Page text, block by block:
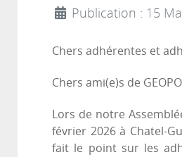
Publication : 15
Chers adhérentes et
Chers ami(e)s de
Lors de notre
février 2026 à Chatel-
fait le point sur les